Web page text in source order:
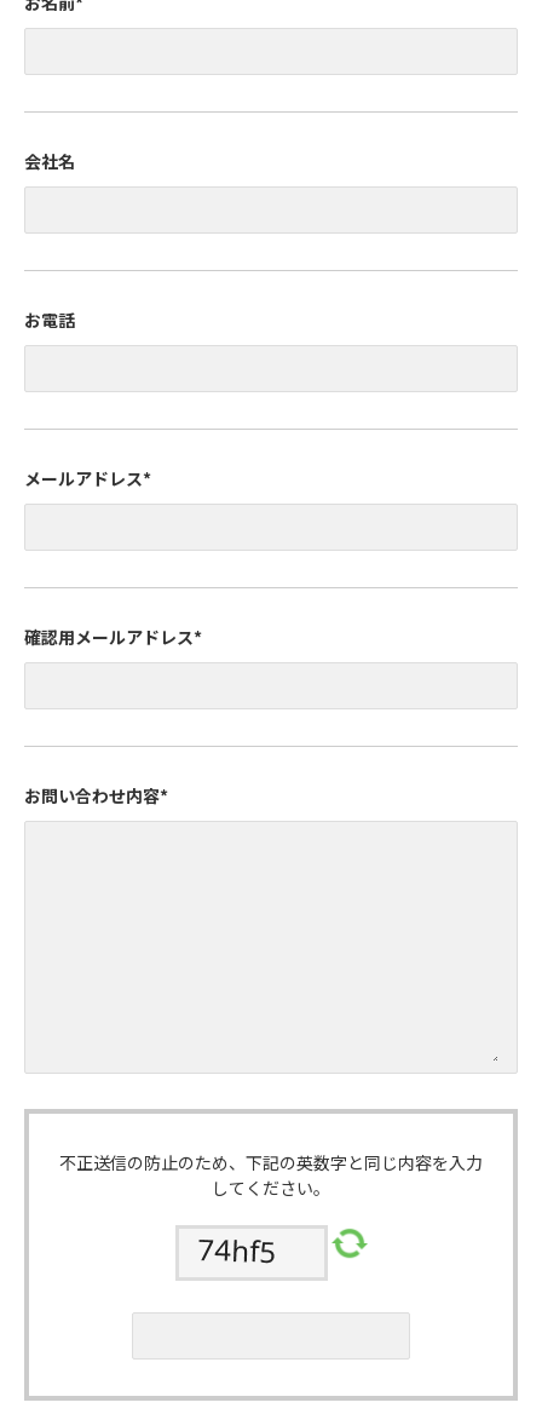
会社名
お電話
メールアドレス*
確認用メールアドレス*
お問い合わせ内容*
不正送信の防止のため、下記の英数字と同じ内容を入力
してください。